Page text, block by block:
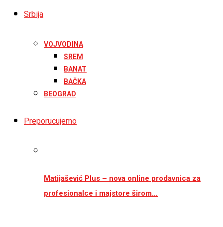
Srbija
VOJVODINA
SREM
BANAT
BAČKA
BEOGRAD
Preporucujemo
Matijašević Plus – nova online prodavnica za
profesionalce i majstore širom…